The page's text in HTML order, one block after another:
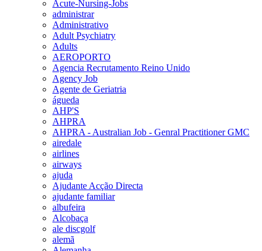
Acute-Nursing-Jobs
administrar
Administrativo
Adult Psychiatry
Adults
AEROPORTO
Agencia Recrutamento Reino Unido
Agency Job
Agente de Geriatria
águeda
AHP'S
AHPRA
AHPRA - Australian Job - Genral Practitioner GMC
airedale
airlines
airways
ajuda
Ajudante Acção Directa
ajudante familiar
albufeira
Alcobaça
ale discgolf
alemã